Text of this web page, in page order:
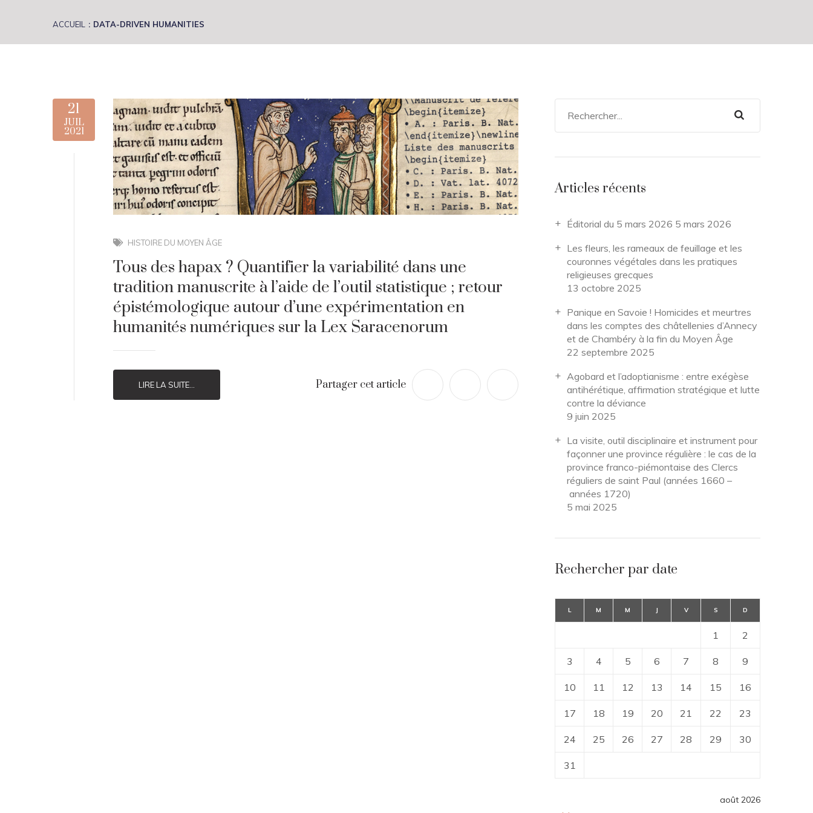
ACCUEIL DATA-DRIVEN HUMANITIES
21
JUIL
2021
HISTOIRE DU MOYEN ÂGE
Tous des hapax ? Quantifier la variabilité dans une
tradition manuscrite à l’aide de l’outil statistique ; retour
épistémologique autour d’une expérimentation en
humanités numériques sur la Lex Saracenorum
LIRE LA SUITE... Partager cet article
Articles récents
Éditorial du 5 mars 2026 5 mars 2026
Les fleurs, les rameaux de feuillage et les
couronnes végétales dans les pratiques
religieuses grecques
13 octobre 2025
Panique en Savoie ! Homicides et meurtres
dans les comptes des châtellenies d’Annecy
et de Chambéry à la fin du Moyen Âge
22 septembre 2025
Agobard et l’adoptianisme : entre exégèse
antihérétique, affirmation stratégique et lutte
contre la déviance
9 juin 2025
La visite, outil disciplinaire et instrument pour
façonner une province régulière : le cas de la
province franco-piémontaise des Clercs
réguliers de saint Paul (années 1660 –
années 1720)
5 mai 2025
Rechercher par date
août 2026
L M M J V S D
1 2
3 4 5 6 7 8 9
10 11 12 13 14 15 16
17 18 19 20 21 22 23
24 25 26 27 28 29 30
31